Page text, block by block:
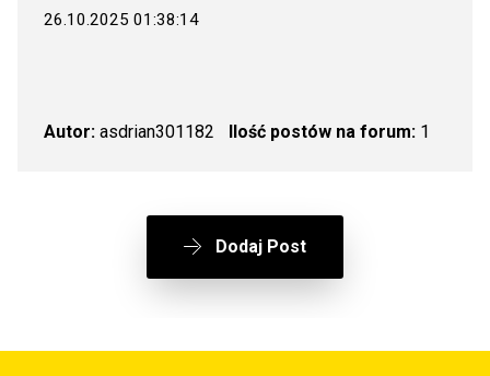
26.10.2025 01:38:14
Autor: asdrian301182 Ilość postów na forum:1
Dodaj Post